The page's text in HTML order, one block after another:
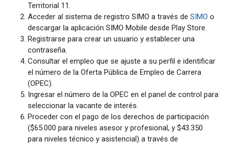
Territorial 11.
Acceder al sistema de registro SIMO a través de SIMO o
descargar la aplicación SIMO Mobile desde Play Store.
Registrarse para crear un usuario y establecer una
contraseña.
Consultar el empleo que se ajuste a su perfil e identificar
el número de la Oferta Pública de Empleo de Carrera
(OPEC).
Ingresar el número de la OPEC en el panel de control para
seleccionar la vacante de interés.
Proceder con el pago de los derechos de participación
($65.000 para niveles asesor y profesional, y $43.350
para niveles técnico y asistencial) a través de